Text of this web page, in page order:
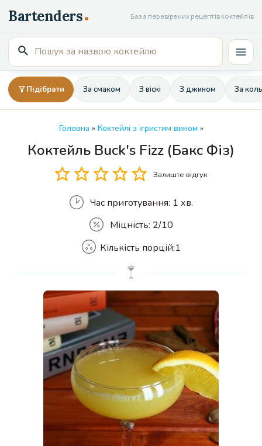
до
вмісту
База перевірених рецептів коктейлів
Пошук
для:
Підібрати За смаком З віскі З джином За
Головна » Коктейлі з ігристим вином »
Коктейль Buck's Fizz (Бакс Фіз)
Залиште відгук
Час приготування: 1 хв.
Міцність: 2/10
Кількість
Кількість порцій:1